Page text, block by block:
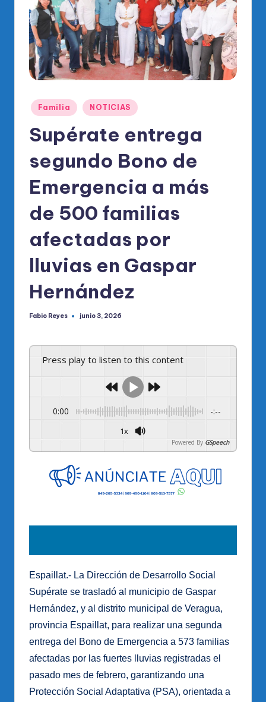
di
o
O
al
el
R
M
Publicado
en
Familia NOTICIAS
Supérate entrega
segundo Bono de
Emergencia a más
de 500 familias
afectadas por
lluvias en Gaspar
Hernández
Publicado
Fabio Reyes junio 3, 2026
Press play to listen to this content
0:00 -:--
1x
Powered By GSpeech
Espaillat.- La Dirección de Desarrollo Social
Supérate se trasladó al municipio de Gaspar
Hernández, y al distrito municipal de Veragua,
provincia Espaillat, para realizar una segunda
entrega del Bono de Emergencia a 573 familias
afectadas por las fuertes lluvias registradas el
pasado mes de febrero, garantizando una
Protección Social Adaptativa (PSA), orientada a